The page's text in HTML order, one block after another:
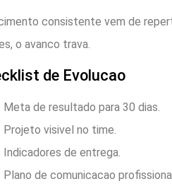
consistente vem de
o avanco trava.
de Evolucao
Meta de resultado para 30 dias.
Projeto visivel no time.
Indicadores de entrega.
Plano de comunicacao